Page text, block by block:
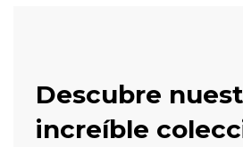
Descubre
increíble